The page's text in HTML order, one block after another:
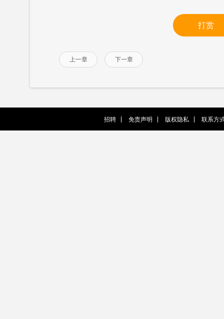
打赏
上一章 下一章
招聘 免责声明 版权隐私 联系方